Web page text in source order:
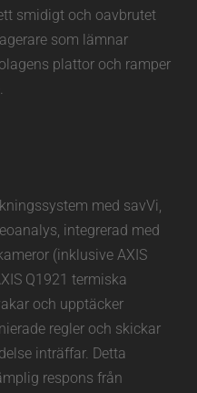
smidigt och oavbrutet
som lämnar
plattor och ramper
med savVi,
integrerad med
(inklusive AXIS
Q1921 termiska
och upptäcker
regler och skickar
inträffar. Detta
respons från